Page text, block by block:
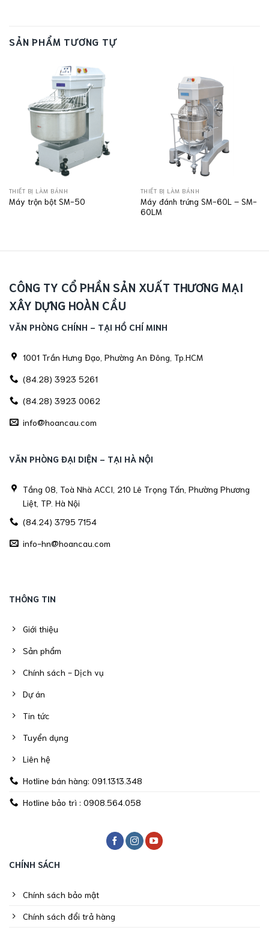
SẢN PHẨM TƯƠNG TỰ
THIẾT BỊ LÀM BÁNH
Máy trộn bột SM-50
THIẾT BỊ LÀM BÁNH
Máy đánh trứng SM-60L – SM-
60LM
CÔNG TY CỔ PHẦN SẢN XUẤT THƯƠNG MẠI
XÂY DỰNG HOÀN CẦU
VĂN PHÒNG CHÍNH - TẠI HỒ CHÍ MINH
1001 Trần Hưng Đạo, Phường An Đông, Tp.HCM
(84.28) 3923 5261
(84.28) 3923 0062
info@hoancau.com
VĂN PHÒNG ĐẠI DIỆN - TẠI HÀ NỘI
Tầng 08, Toà Nhà ACCI, 210 Lê Trọng Tấn, Phường Phương
Liệt, TP. Hà Nội
(84.24) 3795 7154
info-hn@hoancau.com
THÔNG TIN
Giới thiệu
Sản phẩm
Chính sách - Dịch vụ
Dự án
Tin tức
Tuyển dụng
Liên hệ
Hotline bán hàng: 091.1313.348
Hotline bảo trì : 0908.564.058
CHÍNH SÁCH
Chính sách bảo mật
Chính sách đổi trả hàng